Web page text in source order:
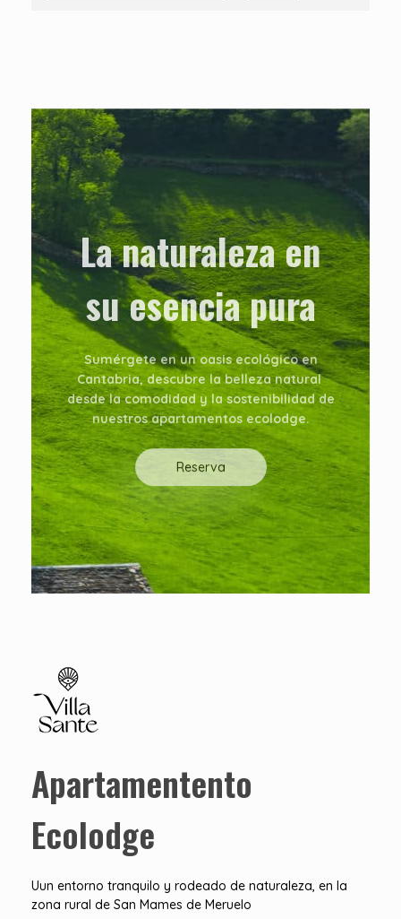
La naturaleza en
su esencia pura
Sumérgete en un oasis ecológico en
Cantabria, descubre la belleza natural
desde la comodidad y la sostenibilidad de
nuestros apartamentos ecolodge.
Reserva
Apartamentento
Ecolodge
Uun entorno tranquilo y rodeado de naturaleza, en la
zona rural de San Mames de Meruelo